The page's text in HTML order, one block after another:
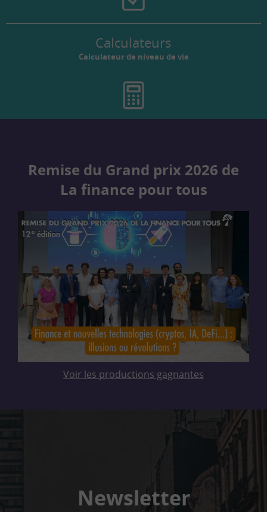
Calculateurs
Calculateur de niveau de vie
Remise du Grand prix 2026 de
La finance pour tous
Voir les productions gagnantes
Newsletter